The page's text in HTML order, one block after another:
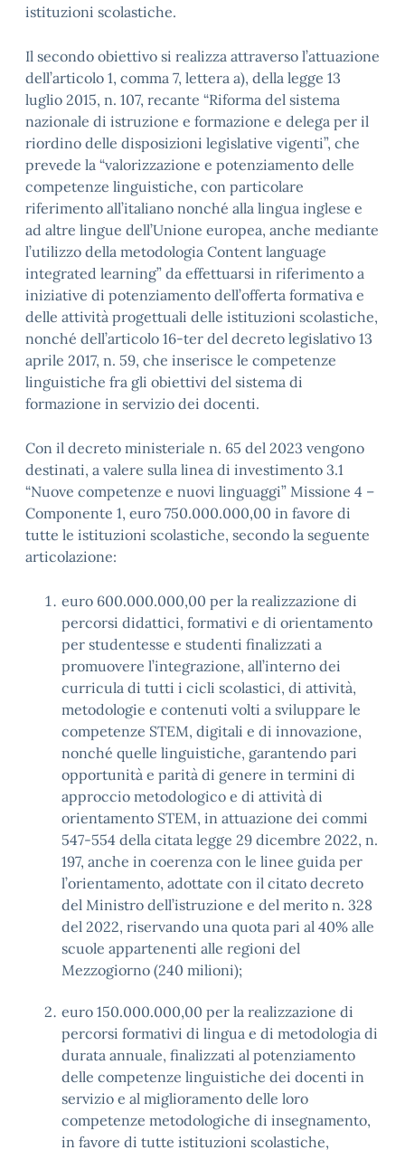
istituzioni scolastiche.
Il secondo obiettivo si realizza attraverso l’attuazione
dell’articolo 1, comma 7, lettera a), della legge 13
luglio 2015, n. 107, recante “Riforma del sistema
nazionale di istruzione e formazione e delega per il
riordino delle disposizioni legislative vigenti”, che
prevede la “valorizzazione e potenziamento delle
competenze linguistiche, con particolare
riferimento all’italiano nonché alla lingua inglese e
ad altre lingue dell’Unione europea, anche mediante
l’utilizzo della metodologia Content language
integrated learning” da effettuarsi in riferimento a
iniziative di potenziamento dell’offerta formativa e
delle attività progettuali delle istituzioni scolastiche,
nonché dell’articolo 16-ter del decreto legislativo 13
aprile 2017, n. 59, che inserisce le competenze
linguistiche fra gli obiettivi del sistema di
formazione in servizio dei docenti.
Con il decreto ministeriale n. 65 del 2023 vengono
destinati, a valere sulla linea di investimento 3.1
“Nuove competenze e nuovi linguaggi” Missione 4 –
Componente 1, euro 750.000.000,00 in favore di
tutte le istituzioni scolastiche, secondo la seguente
articolazione:
euro 600.000.000,00 per la realizzazione di
percorsi didattici, formativi e di orientamento
per studentesse e studenti finalizzati a
promuovere l’integrazione, all’interno dei
curricula di tutti i cicli scolastici, di attività,
metodologie e contenuti volti a sviluppare le
competenze STEM, digitali e di innovazione,
nonché quelle linguistiche, garantendo pari
opportunità e parità di genere in termini di
approccio metodologico e di attività di
orientamento STEM, in attuazione dei commi
547-554 della citata legge 29 dicembre 2022, n.
197, anche in coerenza con le linee guida per
l’orientamento, adottate con il citato decreto
del Ministro dell’istruzione e del merito n. 328
del 2022, riservando una quota pari al 40% alle
scuole appartenenti alle regioni del
Mezzogiorno (240 milioni);
euro 150.000.000,00 per la realizzazione di
percorsi formativi di lingua e di metodologia di
durata annuale, finalizzati al potenziamento
delle competenze linguistiche dei docenti in
servizio e al miglioramento delle loro
competenze metodologiche di insegnamento,
in favore di tutte istituzioni scolastiche,